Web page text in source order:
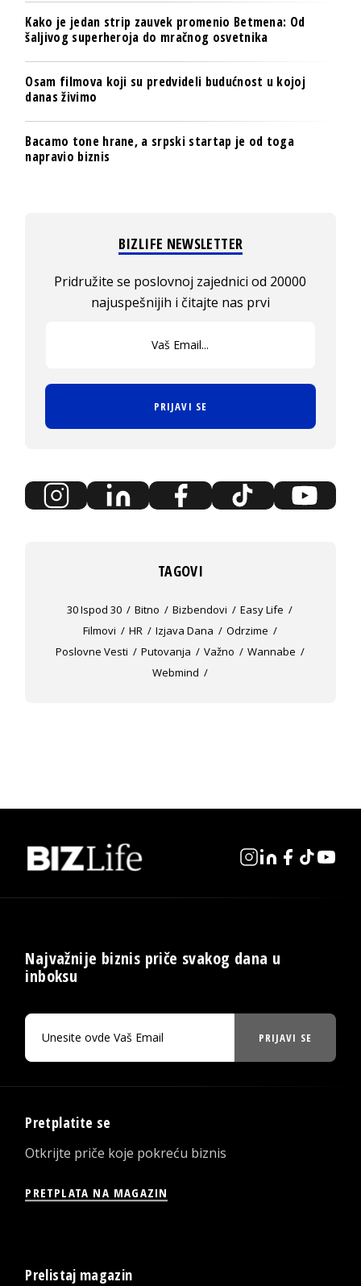
Kako je jedan strip zauvek promenio Betmena: Od
šaljivog superheroja do mračnog osvetnika
Osam filmova koji su predvideli budućnost u kojoj
danas živimo
Bacamo tone hrane, a srpski startap je od toga
napravio biznis
BIZLIFE NEWSLETTER
Pridružite se poslovnoj zajednici od 20000
najuspešnijih i čitajte nas prvi
PRIJAVI SE
TAGOVI
30 Ispod 30 Bitno Bizbendovi
Easy Life
Filmovi
HR Izjava Dana
Odrzime
Poslovne Vesti
Putovanja Važno
Wannabe
Webmind
Najvažnije biznis priče svakog dana u
inboksu
PRIJAVI SE
Pretplatite se
Otkrijte priče koje pokreću biznis
PRETPLATA NA MAGAZIN
Prelistaj magazin